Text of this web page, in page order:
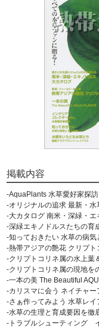
掲載内容
-AquaPlants 水草愛好家探訪
-オリジナルの追求 最新・
-大カタログ 南米・深緑・エ
-深緑エキノドルスたちの育
-知っておきたい 水草の病気
-熱帯アジアの艶花 クリプ
-クリプトコリネ属の水上葉
-クリプトコリネ属の現地を
-一本の美 The Beautiful
-カリスマに会う ネイチャ
-さぁ作ってみよう 水草レ
-水草の生理と育成要因を徹
-トラブルシューティング